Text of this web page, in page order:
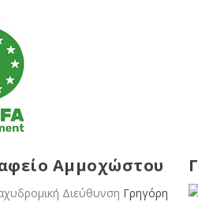
Αμμοχώστου
Γρηγόρη